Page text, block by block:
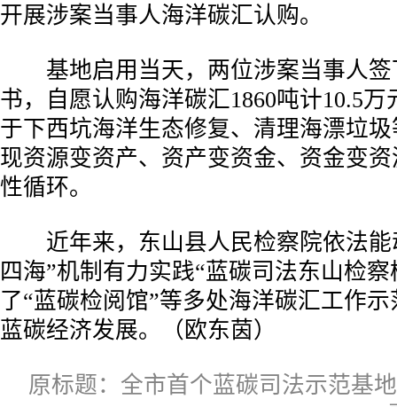
开展涉案当事人海洋碳汇认购。
基地启用当天，两位涉案当事人签
书，自愿认购海洋碳汇1860吨计10.5
于下西坑海洋生态修复、清理海漂垃
现资源变资产、资产变资金、资金变
性循环。
近年来，东山县人民检察院依法能
四海”机制有力实践“蓝碳司法东山检
了“蓝碳检阅馆”等多处海洋碳汇工作
蓝碳经济发展。（欧东茵）
原标题：全市首个蓝碳司法示范基